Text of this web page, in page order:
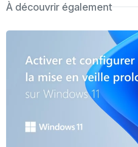
À découvrir également